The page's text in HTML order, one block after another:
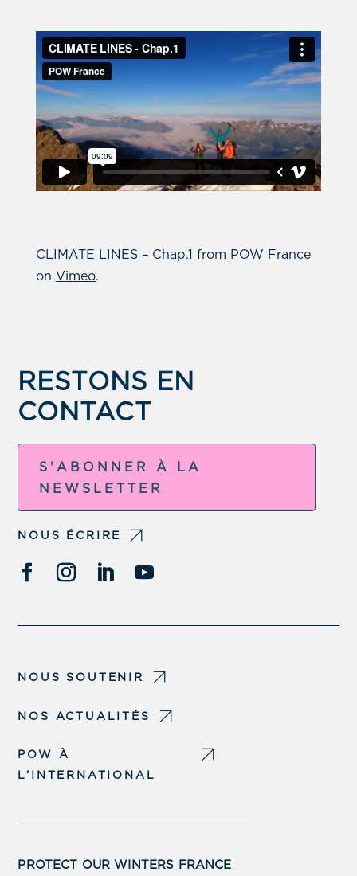
CLIMATE LINES – Chap.1 from POW France
on Vimeo.
RESTONS EN
CONTACT
S'ABONNER À LA
NEWSLETTER
NOUS ÉCRIRE
NOUS SOUTENIR
NOS ACTUALITÉS
POW À
L’INTERNATIONAL
PROTECT OUR WINTERS FRANCE